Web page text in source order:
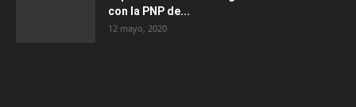
con la PNP de...
12 mayo, 2020